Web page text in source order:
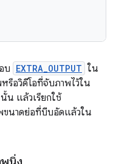
บ EXTRA_OUTPUT ใน
รือวิดีโอที่จับภาพไว้ใน
นั้น แล้วเรียกใช้
ขนาดย่อที่บีบอัดแล้วใน